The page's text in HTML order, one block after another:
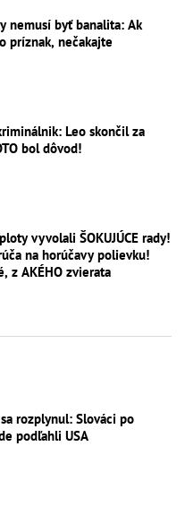
nemusí byť banalita: Ak
príznak, nečakajte
Leo skončil za
bol dôvod!
vyvolali ŠOKUJÚCE rady!
na horúčavy polievku!
z AKÉHO zvierata
rozplynul: Slováci po
podľahli USA